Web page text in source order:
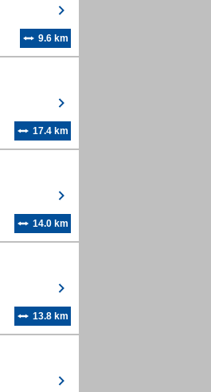
9.6 km
17.4 km
14.0 km
13.8 km